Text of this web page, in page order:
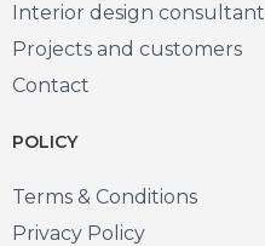
Interior design consultant
Projects and customers
Contact
POLICY
Terms & Conditions
Privacy Policy